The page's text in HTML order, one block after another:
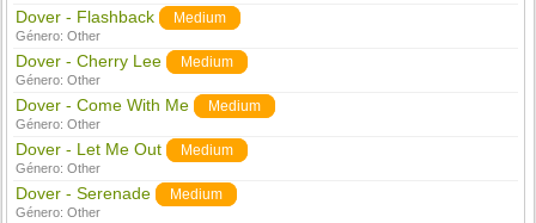
Dover - Flashback Medium
Género:Other
Dover - Cherry Lee Medium
Género:Other
Dover - Come With Me Medium
Género:Other
Dover - Let Me Out Medium
Género:Other
Dover - Serenade Medium
Género:Other